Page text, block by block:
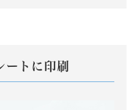
ートに印刷